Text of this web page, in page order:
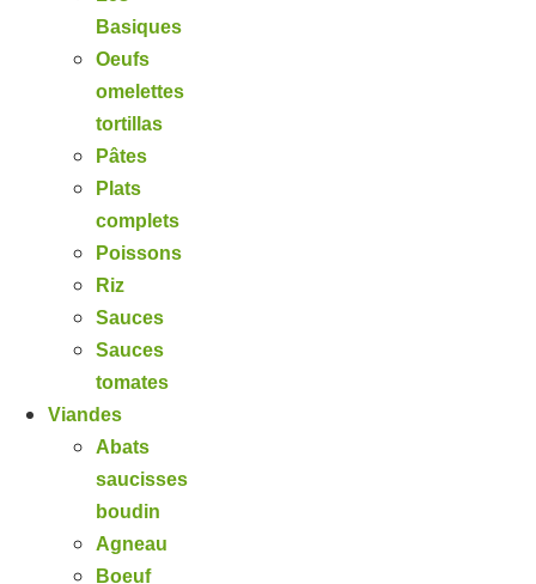
Basiques
Oeufs
omelettes
tortillas
Pâtes
Plats
complets
Poissons
Riz
Sauces
Sauces
tomates
Viandes
Abats
saucisses
boudin
Agneau
Boeuf